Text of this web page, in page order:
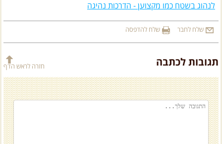
לנהוג בשטח כמו מקצוען - הדרכות נהיגה
שלח לחבר שלח להדפסה
תגובות לכתבה חזרה לראש הדף